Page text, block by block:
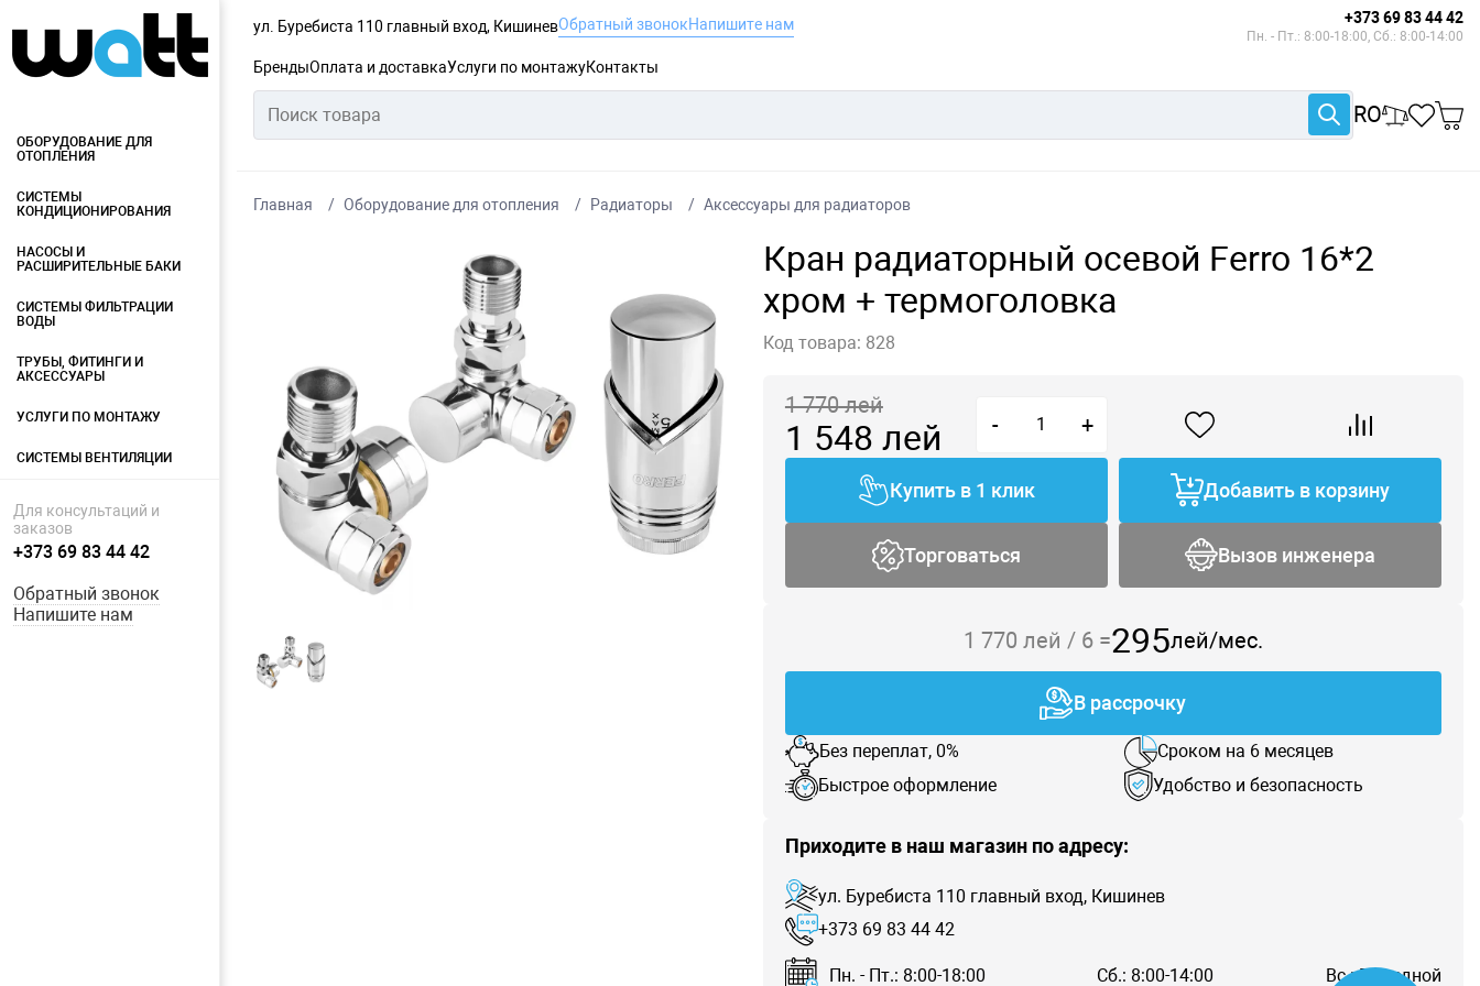
ул. Буребиста 110 главный вход, КишиневОбратный звонокНапишите нам +373 69 83 44 42
Пн. - Пт.: 8:00-18:00, Сб.: 8:00-14:00
БрендыОплата и доставкаУслуги по монтажуКонтакты
RO
ОБОРУДОВАНИЕ ДЛЯ
ОТОПЛЕНИЯ
СИСТЕМЫ
КОНДИЦИОНИРОВАНИЯ
НАСОСЫ И
РАСШИРИТЕЛЬНЫЕ БАКИ
СИСТЕМЫ ФИЛЬТРАЦИИ
ВОДЫ
ТРУБЫ, ФИТИНГИ И
АКСЕССУАРЫ
УСЛУГИ ПО МОНТАЖУ
СИСТЕМЫ ВЕНТИЛЯЦИИ
Для консультаций и
заказов
+373 69 83 44 42
Обратный звонок
Напишите нам
Главная Оборудование для отопления Радиаторы Аксессуары для радиаторов
Кран радиаторный осевой Ferro 16*2
хром + термоголовка
Код товара: 828
1 770лей
1 548 лей - +
Купить в 1 клик Добавить в корзину
Торговаться Вызов инженера
1 770 лей / 6=295лей/мес.
В рассрочку
Без переплат, 0%
Сроком на 6 месяцев
Быстрое оформление
Удобство и безопасность
Приходите в наш магазин по адресу:
ул. Буребиста 110 главный вход, Кишинев
+373 69 83 44 42
Пн. - Пт.: 8:00-18:00 Сб.: 8:00-14:00 Вс.: Выходной